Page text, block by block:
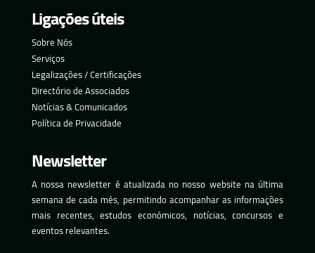
Ligações úteis
Sobre Nós
Serviços
Legalizações / Certificações
Directório de Associados
Notícias & Comunicados
Política de Privacidade
Newsletter
A nossa newsletter é atualizada no nosso website na última
semana de cada mês, permitindo acompanhar as informações
mais recentes, estudos económicos, notícias, concursos e
eventos relevantes.